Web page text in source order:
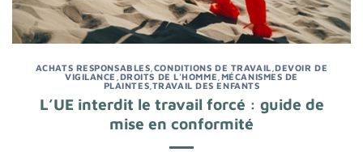
ACHATS RESPONSABLES CONDITIONS DE TRAVAIL ,DEVOIR DE
VIGILANCE DROITS DE L'HOMME MÉCANISMES DE
PLAINTES TRAVAIL DES ENFANTS
L’UE interdit le travail forcé : guide de
mise en conformité